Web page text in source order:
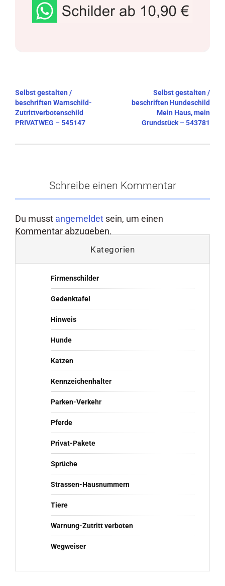
Beitragsnavigation
Selbst gestalten /
beschriften Warnschild-
Zutrittverbotenschild
PRIVATWEG – 545147
Selbst gestalten /
beschriften Hundeschild
Mein Haus, mein
Grundstück – 543781
Schreibe einen Kommentar
Du musst angemeldet sein, um einen
Kommentar abzugeben.
Kategorien
Firmenschilder
Gedenktafel
Hinweis
Hunde
Katzen
Kennzeichenhalter
Parken-Verkehr
Pferde
Privat-Pakete
Sprüche
Strassen-Hausnummern
Tiere
Warnung-Zutritt verboten
Wegweiser